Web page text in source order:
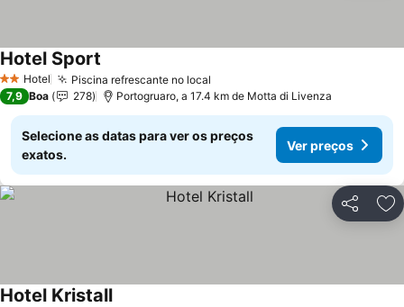
2 Estrelas
Hotel Piscina refrescante no local
Hotel Sport
7,9 Boa 278 Portogruaro, a 17.4 km de Motta di Livenza
Selecione as datas para ver os preços
exatos.
Ver preços
Partilhar
Hotel Kristall